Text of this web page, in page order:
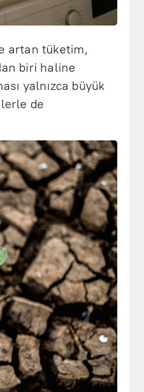
artan tüketim,
biri haline
yalnızca büyük
de